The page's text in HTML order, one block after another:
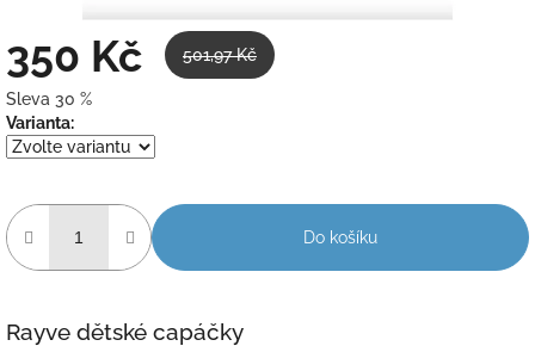
350 Kč 501,97 Kč
Sleva 30 %
Měrná
cena:
Varianta:
Do košíku
Rayve dětské capáčky